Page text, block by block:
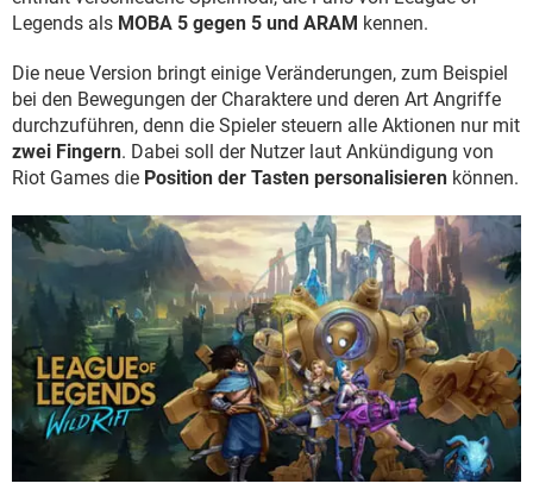
Legends als MOBA 5 gegen 5 und ARAM kennen.
Die neue Version bringt einige Veränderungen, zum Beispiel
bei den Bewegungen der Charaktere und deren Art Angriffe
durchzuführen, denn die Spieler steuern alle Aktionen nur mit
zwei Fingern. Dabei soll der Nutzer laut Ankündigung von
Riot Games die Position der Tasten personalisieren können.